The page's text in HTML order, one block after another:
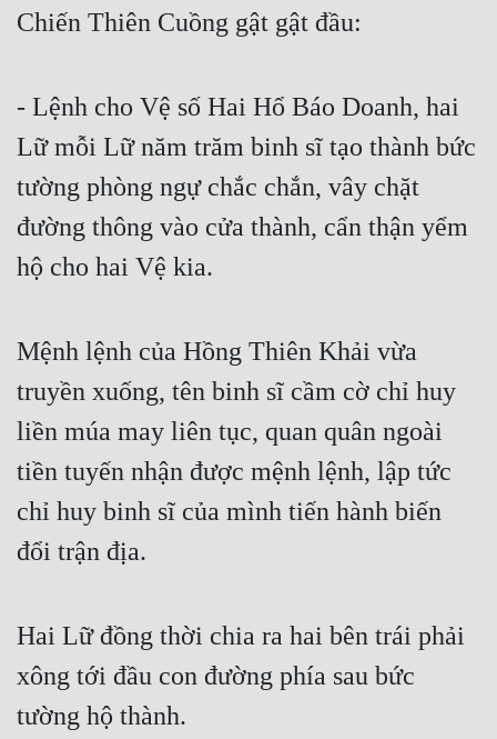
Chiến Thiên Cuồng gật gật đầu:
- Lệnh cho Vệ số Hai Hổ Báo Doanh, hai
Lữ mỗi Lữ năm trăm binh sĩ tạo thành bức
tường phòng ngự chắc chắn, vây chặt
đường thông vào cửa thành, cẩn thận yểm
hộ cho hai Vệ kia.
Mệnh lệnh của Hồng Thiên Khải vừa
truyền xuống, tên binh sĩ cầm cờ chỉ huy
liền múa may liên tục, quan quân ngoài
tiền tuyến nhận được mệnh lệnh, lập tức
chỉ huy binh sĩ của mình tiến hành biến
đổi trận địa.
Hai Lữ đồng thời chia ra hai bên trái phải
xông tới đầu con đường phía sau bức
tường hộ thành.